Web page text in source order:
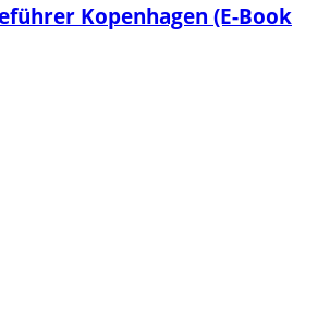
Kopenhagen (E-Book